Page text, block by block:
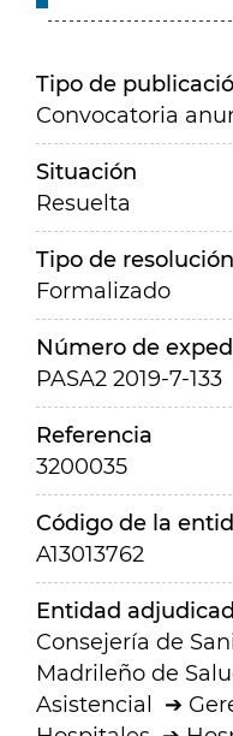
Tipo de
Convocatoria
Situación
Resuelta
Tipo de resolución
Formalizado
Número de
PASA2 2019-7-133
Referencia
3200035
Código de la
A13013762
Entidad
Consejería de
Madrileño de
Asistencial